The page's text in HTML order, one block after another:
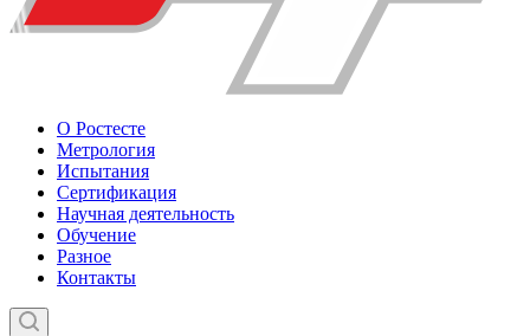
О Ростесте
Метрология
Испытания
Сертификация
Научная деятельность
Обучение
Разное
Контакты